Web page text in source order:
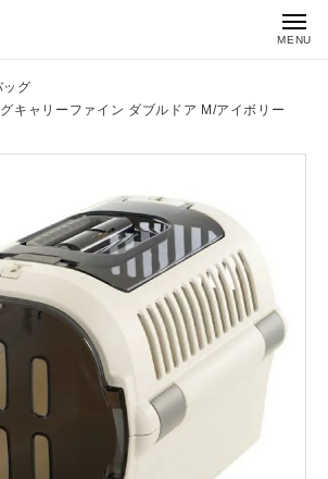
MENU
ッグ
キャリーファイン ダブルドア M/アイボリー